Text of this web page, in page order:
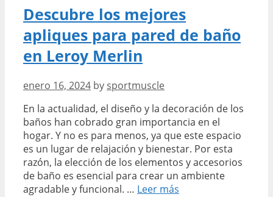
Descubre los mejores
apliques para pared de baño
en Leroy Merlin
enero 16, 2024 by sportmuscle
En la actualidad, el diseño y la decoración de los
baños han cobrado gran importancia en el
hogar. Y no es para menos, ya que este espacio
es un lugar de relajación y bienestar. Por esta
razón, la elección de los elementos y accesorios
de baño es esencial para crear un ambiente
agradable y funcional. … Leer más